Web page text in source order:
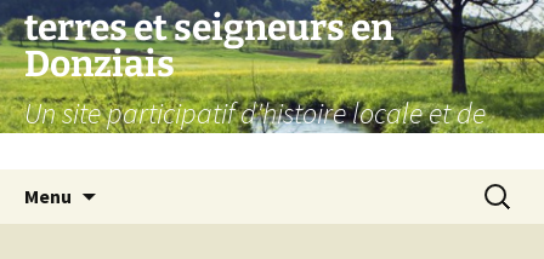
Aller
au
contenu
terres et seigneurs en
Donziais
Un site participatif d'histoire locale et de
Menu